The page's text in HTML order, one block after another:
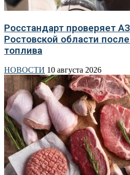
Росстандарт проверяет
Ростовской области
топлива
НОВОСТИ 10 августа 2026